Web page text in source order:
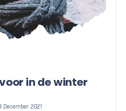
in de winter
December 2021